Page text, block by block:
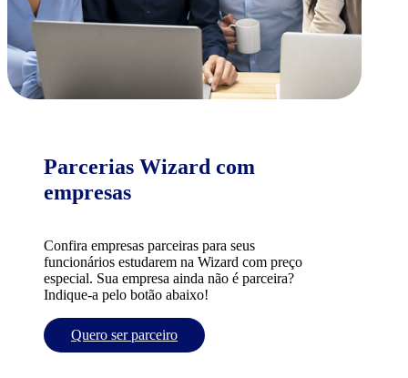
Parcerias Wizard com
empresas
Confira empresas parceiras para seus
funcionários estudarem na Wizard com preço
especial. Sua empresa ainda não é parceira?
Indique-a pelo botão abaixo!
Quero ser parceiro